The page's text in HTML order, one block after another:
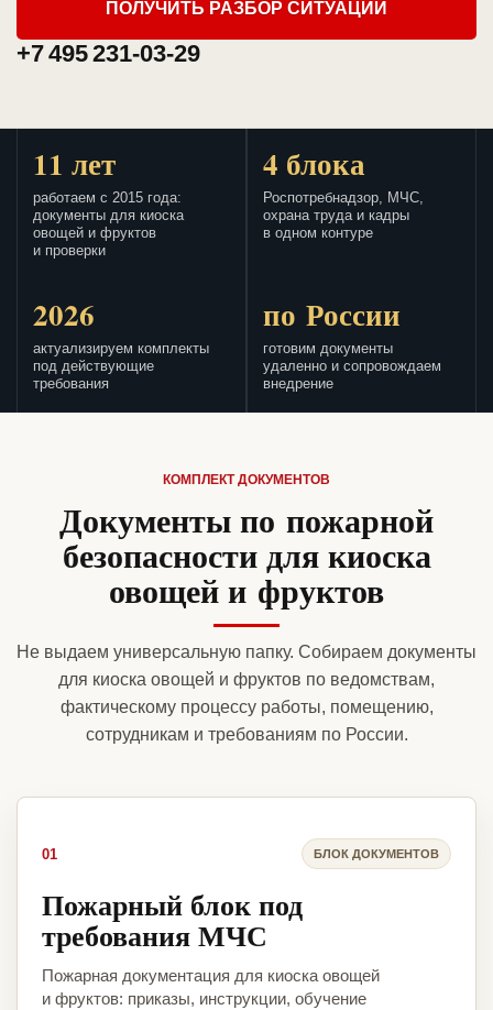
ПОЛУЧИТЬ РАЗБОР СИТУАЦИИ
+7 495 231-03-29
11 лет
работаем с 2015 года:
документы для киоска
овощей и фруктов
и проверки
4 блока
Роспотребнадзор, МЧС,
охрана труда и кадры
в одном контуре
2026
актуализируем комплекты
под действующие
требования
по России
готовим документы
удаленно и сопровождаем
внедрение
КОМПЛЕКТ ДОКУМЕНТОВ
Документы по пожарной
безопасности для киоска
овощей и фруктов
Не выдаем универсальную папку. Собираем документы
для киоска овощей и фруктов по ведомствам,
фактическому процессу работы, помещению,
сотрудникам и требованиям по России.
01 БЛОК ДОКУМЕНТОВ
Пожарный блок под
требования МЧС
Пожарная документация для киоска овощей
и фруктов: приказы, инструкции, обучение